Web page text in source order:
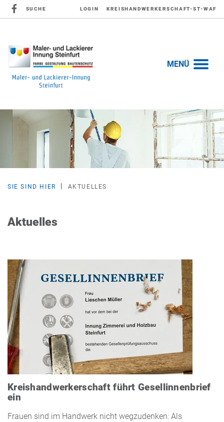
SUCHE LOGIN KREISHANDWERKERSCHAFT-ST-WAF
MENÜ
SIE SIND HIER AKTUELLES
Aktuelles
Kreishandwerkerschaft führt Gesellinnenbrief
ein
Frauen sind im Handwerk nicht wegzudenken: Als